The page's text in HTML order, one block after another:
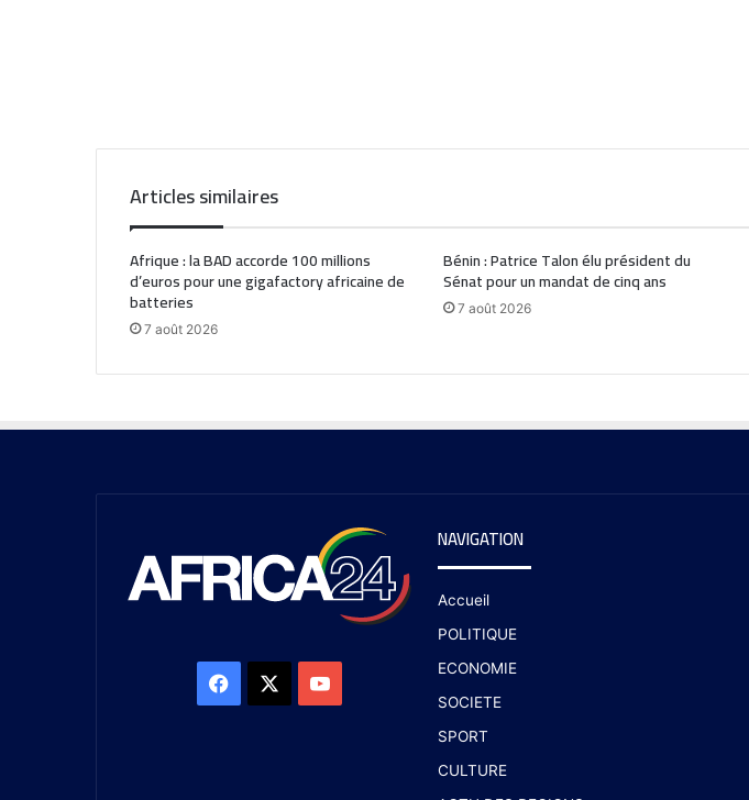
Articles similaires
Afrique : la BAD accorde 100 millions
d’euros pour une gigafactory africaine de
batteries
7 août 2026
Bénin : Patrice Talon élu président du
Sénat pour un mandat de cinq ans
7 août 2026
NAVIGATION
Accueil
POLITIQUE
ECONOMIE
SOCIETE
SPORT
CULTURE